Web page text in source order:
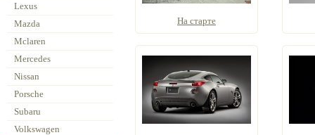
Lexus
Mazda
Mclaren
Mercedes
Nissan
Porsche
Subaru
Volkswagen
На старте